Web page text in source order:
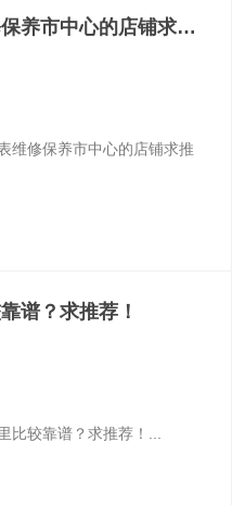
养市中心的店铺求推
修保养市中心的店铺求推
谱？求推荐！
较靠谱？求推荐！...